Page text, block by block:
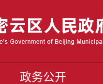
政务公开